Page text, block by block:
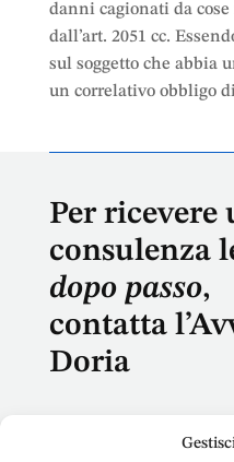
danni cagionati da
dall’art. 2051 cc.
sul soggetto che abbia
un correlativo obbligo
Per ricevere
consulenza
dopo passo,
contatta
Doria